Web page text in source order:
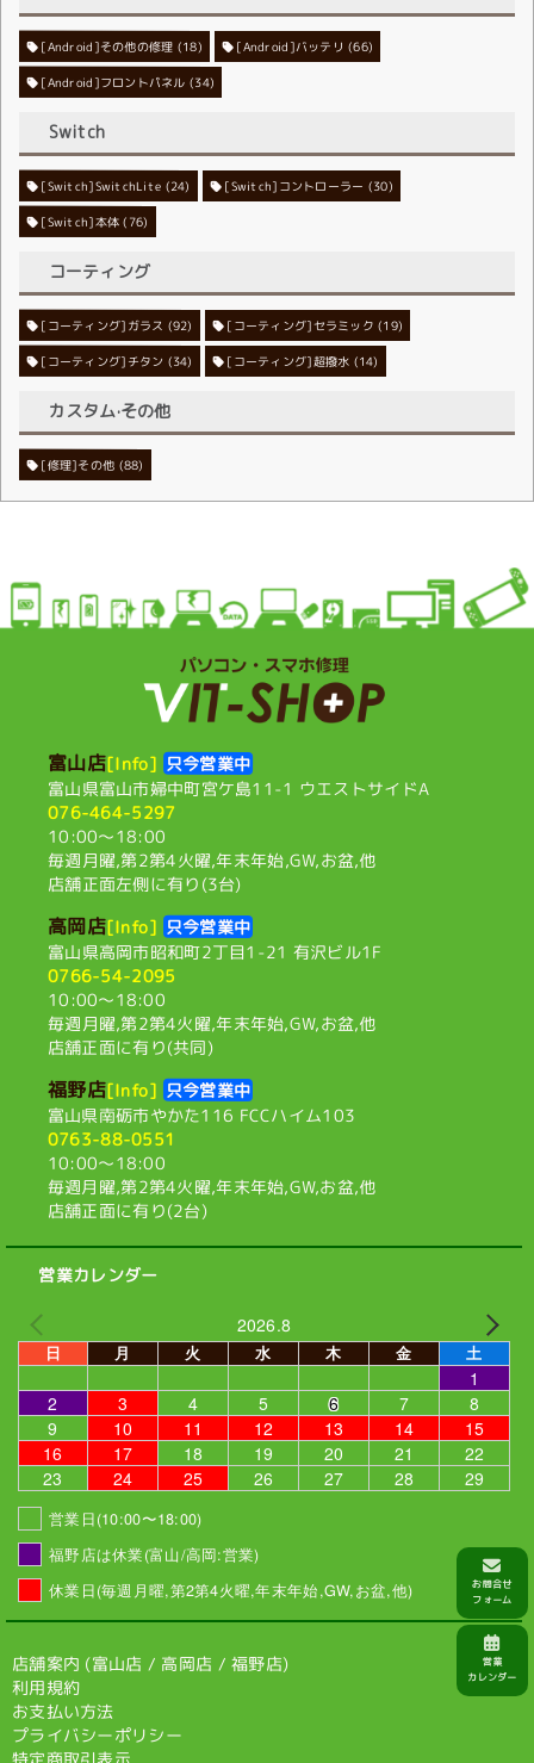
[Android]その他の修理 (18) [Android]バッテリ (66)
[Android]フロントパネル (34)
Switch
[Switch]SwitchLite (24) [Switch]コントローラー (30)
[Switch]本体 (76)
コーティング
[コーティング]ガラス (92) [コーティング]セラミック (19)
[コーティング]チタン (34) [コーティング]超撥水 (14)
カスタム·その他
[修理]その他 (88)
富山店[Info] 只今営業中
富山県富山市婦中町宮ケ島11-1 ウエストサイドA
076-464-5297
10:00〜18:00
毎週月曜,第2第4火曜,年末年始,GW,お盆,他
店舗正面左側に有り(3台)
高岡店[Info] 只今営業中
富山県高岡市昭和町2丁目1-21 有沢ビル1F
0766-54-2095
10:00〜18:00
毎週月曜,第2第4火曜,年末年始,GW,お盆,他
店舗正面に有り(共同)
福野店[Info] 只今営業中
富山県南砺市やかた116 FCCハイム103
0763-88-0551
10:00〜18:00
毎週月曜,第2第4火曜,年末年始,GW,お盆,他
店舗正面に有り(2台)
営業カレンダー
2026.8
日 月 火 水 木 金 土
1
2
3 4 5 6 7
8
9
10 11 12 13 14
15
16
17 18 19 20 21
22
23
24 25 26 27 28 29
営業日(10:00〜18:00)
福野店は休業(富山/高岡:営業)
休業日(毎週月曜,第2第4火曜,年末年始,GW,お盆,他)
店舗案内 (富山店 / 高岡店 /福野店)
利用規約
お支払い方法
プライバシーポリシー
特定商取引表示